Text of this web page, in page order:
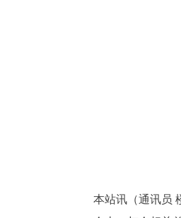
本站讯（通讯员